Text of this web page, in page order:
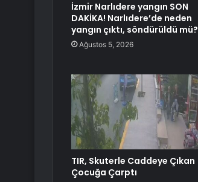
İzmir Narlıdere yangın SON
DAKİKA! Narlıdere’de neden
yangın çıktı, söndürüldü mü?
Ağustos 5, 2026
TIR, Skuterle Caddeye Çıkan
Çocuğa Çarptı